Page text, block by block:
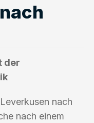
der
nach
nach einem